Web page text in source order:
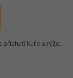
kuře a rýže.